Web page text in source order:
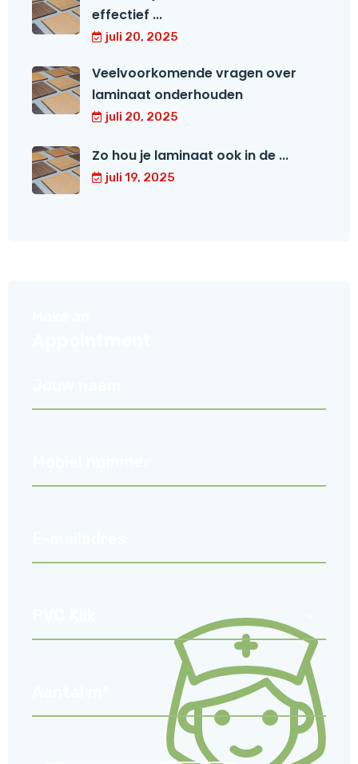
effectief ...
juli 20, 2025
Veelvoorkomende vragen over
laminaat onderhouden
juli 20, 2025
Zo hou je laminaat ook in de ...
juli 19, 2025